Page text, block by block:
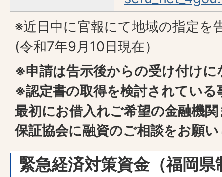
※近日中に官報にて地域の指定を
(令和7年9月10日現在）
※申請は告示後からの受け付けに
※認定書の取得を検討されている
最初にお借入れご希望の金融機
保証協会に融資のご相談をお願
緊急経済対策資金（福岡県